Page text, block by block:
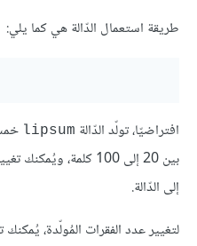
طريقة استعمال الدّالة هي كما يلي:
افتراضيّا، تولّد الدّالة lipsum
بين 20 إلى 100 كلمة،
إلى الدّالة.
لتغيير عدد الفقرات المُولّدة،